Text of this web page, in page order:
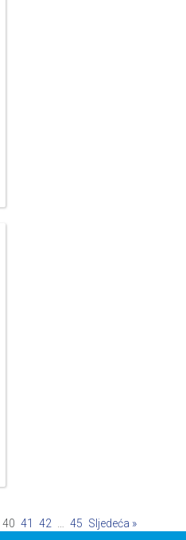
40 41 42 45 Sljedeća »